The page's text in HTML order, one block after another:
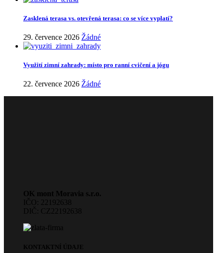
Zasklená terasa vs. otevřená terasa: co se více vyplatí?
29. července 2026 Žádné
Využití zimní zahrady: místo pro ranní cvičení a jógu
22. července 2026 Žádné
OK mont Moravia s.r.o.
IČO: 22192638
DIČ: CZ22192638
KONTAKTNÍ ÚDAJE